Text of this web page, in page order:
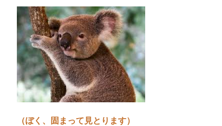
（ぼく、固まって見とります）